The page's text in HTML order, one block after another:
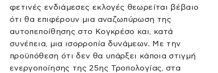
φετινές ενδιάμεσες εκλογές θεωρείται βέβαιο
ότι θα επιφέρουν μια αναζωπύρωση της
αυτοπεποίθησης στο Κογκρέσο και, κατά
συνέπεια, μια ισορροπία δυνάμεων. Με την
προϋπόθεση ότι δεν θα υπάρξει κάποια στιγμή
ενεργοποίησης της 25ης Τροπολογίας, στα